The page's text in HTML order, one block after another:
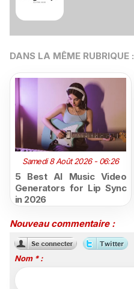
DANS LA MÊME RUBRIQUE :
Samedi 8 Août 2026 - 06:26
5 Best AI Music Video
Generators for Lip Sync
in 2026
Nouveau commentaire :
Nom * :